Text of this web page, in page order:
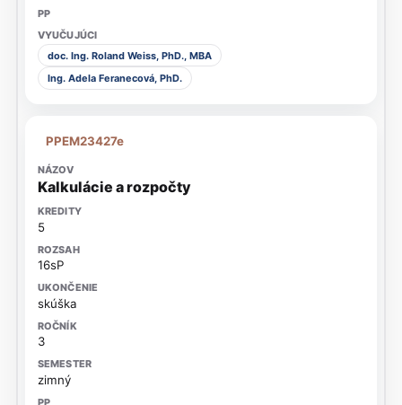
doc. Ing. Roland Weiss, PhD., MBA
Ing. Adela Feranecová, PhD.
PPEM23427e
Kalkulácie a rozpočty
5
16sP
skúška
3
zimný